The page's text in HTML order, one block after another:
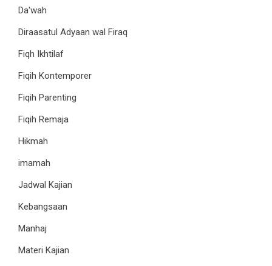
Da'wah
Diraasatul Adyaan wal Firaq
Fiqh Ikhtilaf
Fiqih Kontemporer
Fiqih Parenting
Fiqih Remaja
Hikmah
imamah
Jadwal Kajian
Kebangsaan
Manhaj
Materi Kajian